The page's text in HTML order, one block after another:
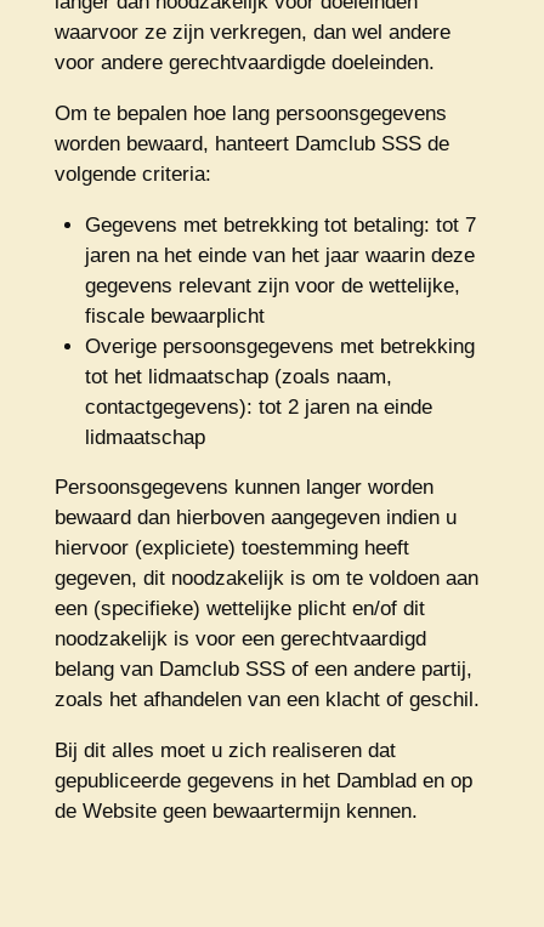
waarvoor ze zijn verkregen, dan wel andere
voor andere gerechtvaardigde doeleinden.
Om te bepalen hoe lang persoonsgegevens
worden bewaard, hanteert Damclub SSS de
volgende criteria:
Gegevens met betrekking tot betaling: tot 7
jaren na het einde van het jaar waarin deze
gegevens relevant zijn voor de wettelijke,
fiscale bewaarplicht
Overige persoonsgegevens met betrekking
tot het lidmaatschap (zoals naam,
contactgegevens): tot 2 jaren na einde
lidmaatschap
Persoonsgegevens kunnen langer worden
bewaard dan hierboven aangegeven indien u
hiervoor (expliciete) toestemming heeft
gegeven, dit noodzakelijk is om te voldoen aan
een (specifieke) wettelijke plicht en/of dit
noodzakelijk is voor een gerechtvaardigd
belang van Damclub SSS of een andere partij,
zoals het afhandelen van een klacht of geschil.
Bij dit alles moet u zich realiseren dat
gepubliceerde gegevens in het Damblad en op
de Website geen bewaartermijn kennen.